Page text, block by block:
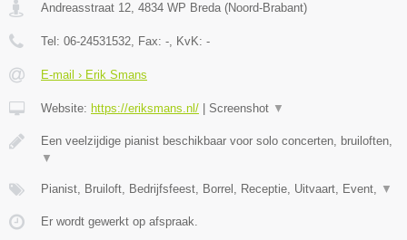
Andreasstraat 12, 4834 WP Breda(Noord-Brabant)
Tel: 06-24531532, Fax: -, KvK: -
E-mail › Erik Smans
Website: https://eriksmans.nl/ Screenshot ▼
Een veelzijdige pianist beschikbaar voor solo concerten, bruiloften,
▼
Pianist, Bruiloft, Bedrijfsfeest, Borrel, Receptie, Uitvaart, Event, ▼
Er wordt gewerkt op afspraak.